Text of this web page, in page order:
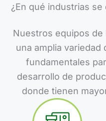
¿En qué industrias
Nuestros equipos de
una amplia
fundamentales
desarrollo de
donde tienen